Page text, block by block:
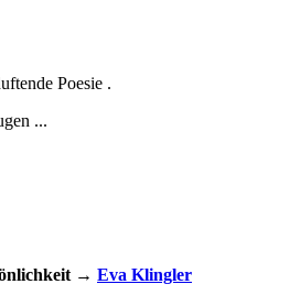
Poesie .
...
→ Eva Klingler